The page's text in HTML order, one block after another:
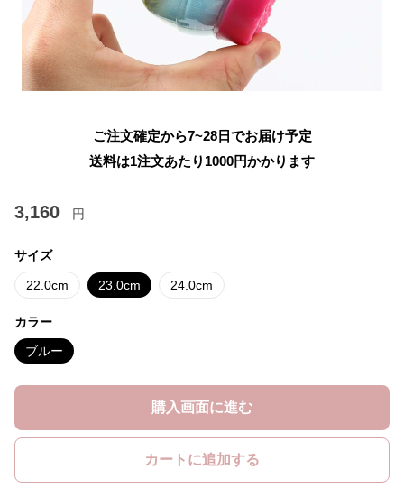
ご注文確定から7~28日でお届け予定
送料は1注文あたり 1000円かかります
3,160 円
サイズ
22.0cm 23.0cm 24.0cm
カラー
ブルー
購入画面に進む
カートに追加する